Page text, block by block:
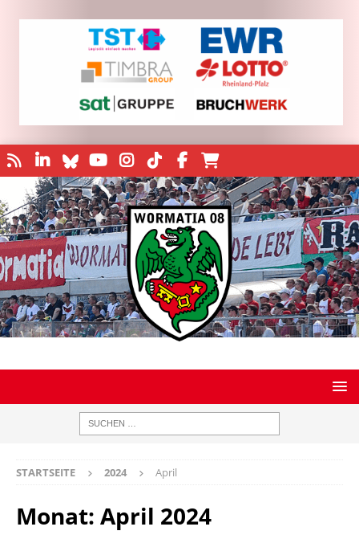
STARTSEITE 2024 April
Monat: April 2024